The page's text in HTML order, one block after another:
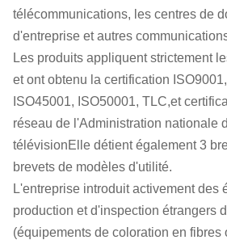
télécommunications, les centres de
d'entreprise et autres
Les produits appliquent strictement
et ont obtenu la certification
ISO45001, ISO50001, TLC,et
réseau de l'Administration nationale
télévisionElle détient également 3
brevets de modèles d'utilité.
L'entreprise introduit activement des
production et d'inspection étrangers
(équipements de coloration en fibres